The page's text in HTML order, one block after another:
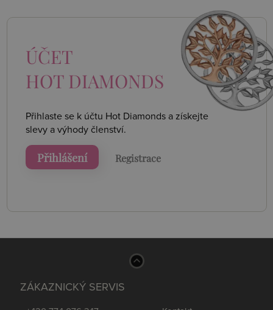
ÚČET
HOT DIAMONDS
Přihlaste se k účtu Hot Diamonds a získejte
slevy a výhody členství.
Přihlášení Registrace
ZÁKAZNICKÝ SERVIS